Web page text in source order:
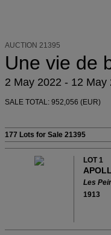
AUCTION 21395
Une vie de
2 May 2022 - 12 May
SALE TOTAL: 952,056 (EUR)
177 Lots for Sale 21395
LOT 1
Les
1913